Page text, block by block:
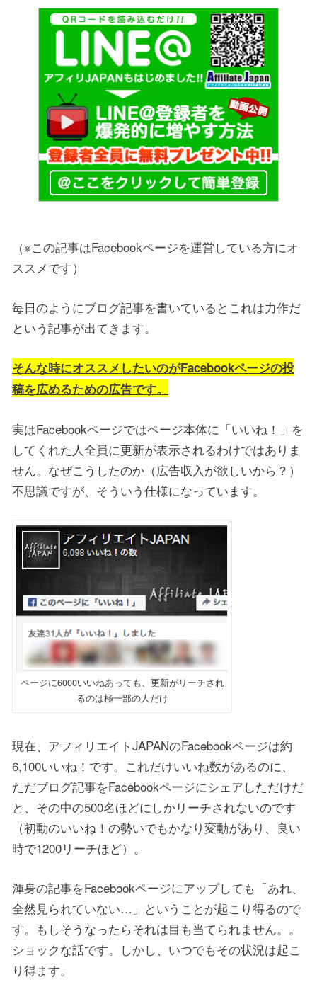
（※この記事はFacebookページを運営している方にオ
ススメです）
毎日のようにブログ記事を書いているとこれは力作だ
という記事が出てきます。
そんな時にオススメしたいのがFacebookページの投
稿を広めるための広告です。
実はFacebookページではページ本体に「いいね！」を
してくれた人全員に更新が表示されるわけではありま
せん。なぜこうしたのか（広告収入が欲しいから？）
不思議ですが、そういう仕様になっています。
ページに6000いいねあっても、更新がリーチされ
るのは極一部の人だけ
現在、アフィリエイトJAPANのFacebookページは約
6,100いいね！です。これだけいいね数があるのに、
ただブログ記事をFacebookページにシェアしただけだ
と、その中の500名ほどにしかリーチされないのです
（初動のいいね！の勢いでもかなり変動があり、良い
時で1200リーチほど）。
渾身の記事をFacebookページにアップしても「あれ、
全然見られていない…」ということが起こり得るので
す。もしそうなったらそれは目も当てられません。。
ショックな話です。しかし、いつでもその状況は起こ
り得ます。